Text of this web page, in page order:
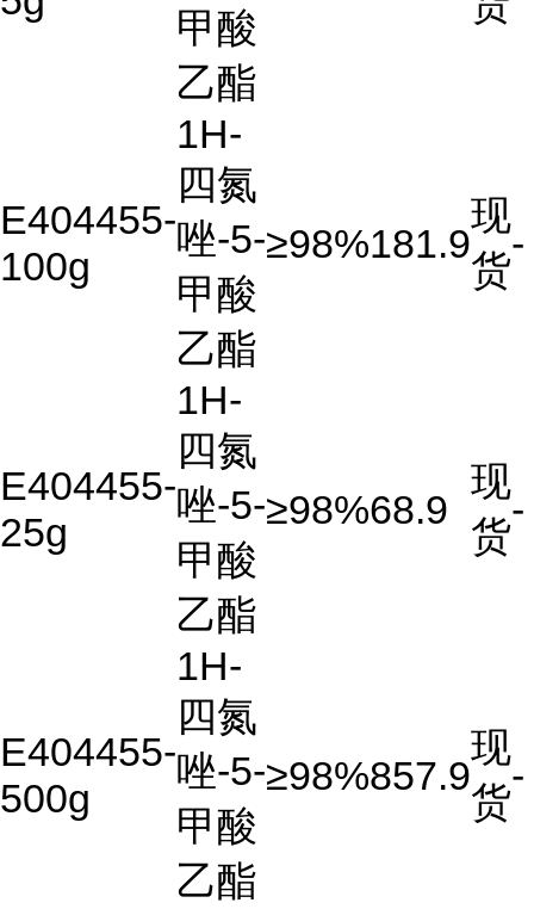
甲酸
乙酯
E404455-
100g
1H-
四氮
唑-5-
甲酸
乙酯
≥98%181.9
现
货
-
E404455-
25g
1H-
四氮
唑-5-
甲酸
乙酯
≥98%68.9
现
货
-
E404455-
500g
1H-
四氮
唑-5-
甲酸
乙酯
≥98%857.9
现
货
-